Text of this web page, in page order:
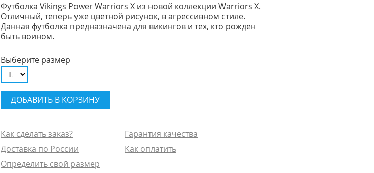
Футболка Vikings Power Warriors X из новой коллекции Warriors X.
Отличный, теперь уже цветной рисунок, в агрессивном стиле.
Данная футболка предназначена для викингов и тех, кто рожден
быть воином.
Выберите размер
Как сделать заказ?
Гарантия качества
Доставка по России
Как оплатить
Определить свой размер